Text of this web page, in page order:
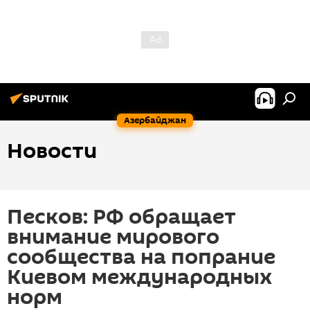
Азербайджан
Новости
Песков: РФ обращает
внимание мирового
сообщества на попрание
Киевом международных
норм